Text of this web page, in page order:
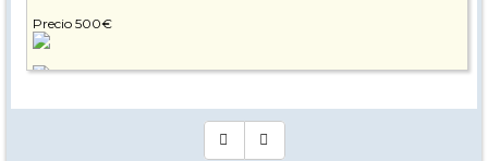
Precio 500€